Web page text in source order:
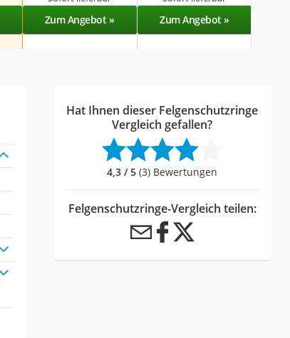
Zum Angebot » Zum Angebot »
Hat Ihnen dieser Felgenschutzringe
Vergleich gefallen?
4,3 / 5 (3) Bewertungen
Felgenschutzringe-Vergleich teilen: